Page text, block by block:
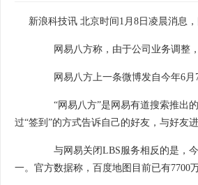
新浪科技讯 北京时间1月8日凌晨消息
网易八方称，由于公司业务调整，
网易八方上一条微博发自今年6月7
“网易八方”是网易有道搜索推出的
过“签到”的方式告诉自己的好友，与好友
与网易关闭LBS服务相反的是，今
一。官方数据称，百度地图目前已有7700